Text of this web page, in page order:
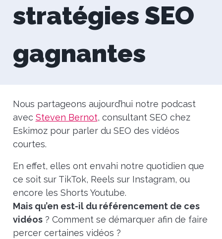
stratégies SEO
gagnantes
Nous partageons aujourd’hui notre podcast
avec Steven Bernot, consultant SEO chez
Eskimoz pour parler du SEO des vidéos
courtes.
En effet, elles ont envahi notre quotidien que
ce soit sur TikTok, Reels sur Instagram, ou
encore les Shorts Youtube.
Mais qu’en est-il du référencement de ces
vidéos? Comment se démarquer afin de faire
percer certaines vidéos ?